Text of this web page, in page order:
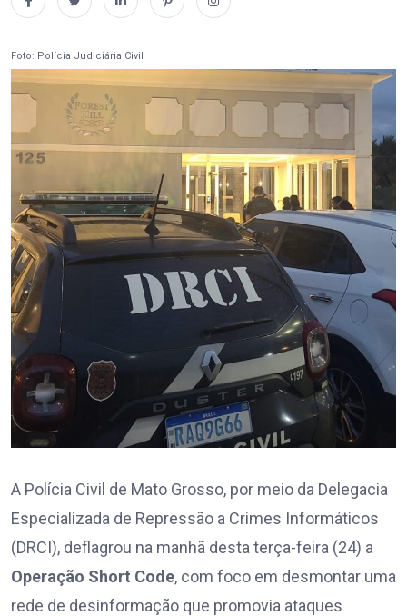
Foto: Polícia Judiciária Civil
A Polícia Civil de Mato Grosso, por meio da Delegacia
Especializada de Repressão a Crimes Informáticos
(DRCI), deflagrou na manhã desta terça-feira (24) a
Operação Short Code, com foco em desmontar uma
rede de desinformação que promovia ataques